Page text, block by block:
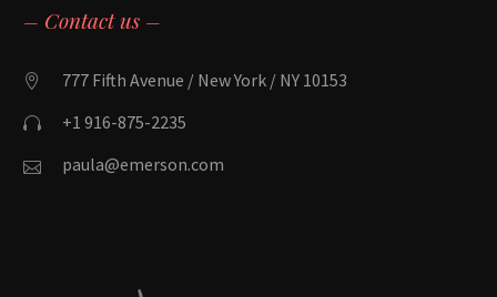
– Contact us –
777 Fifth Avenue / New York / NY 10153
+1 916-875-2235
paula@emerson.com